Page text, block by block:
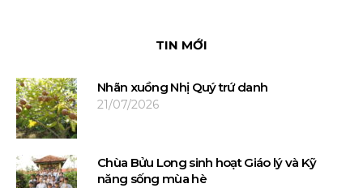
TIN MỚI
Nhãn xuồng Nhị Quý trứ danh
21/07/2026
Chùa Bửu Long sinh hoạt Giáo lý và Kỹ
năng sống mùa hè